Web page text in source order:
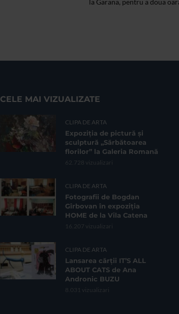
CELE MAI VIZUALIZATE
CLIPA DE ARTA
Expoziția de pictură și
sculptură „Sărbătoarea
florilor” la Galeria Romană
62.728 vizualizari
CLIPA DE ARTA
Fotografii de Bogdan
Gîrbovan în expoziția
HOME de la Vila Catena
16.207 vizualizari
CLIPA DE ARTA
Lansarea cărții IT’S ALL
ABOUT CATS de Ana
Andronic BUZU
8.031 vizualizari